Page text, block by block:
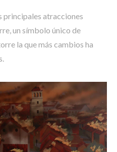
principales atracciones
un símbolo único de
la que más cambios ha